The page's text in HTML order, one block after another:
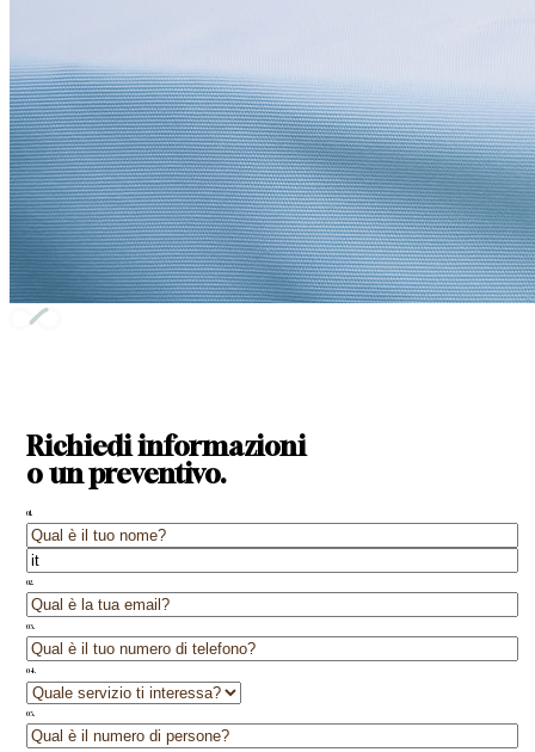
Richiedi informazioni
o un preventivo.
01.
02.
03.
04.
05.